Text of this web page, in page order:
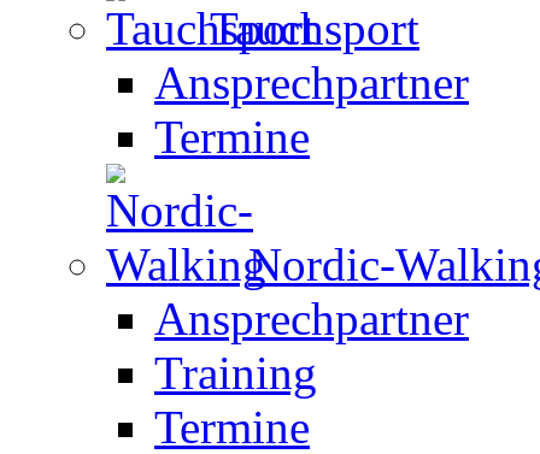
Tauchsport
Ansprechpartner
Termine
Nordic-
Ansprechpartner
Training
Termine